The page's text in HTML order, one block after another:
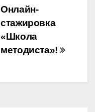
Онлайн-
стажировка
«Школа
методиста»!